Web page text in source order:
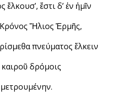
ἔστι δ’ ἐν ἡμῖν
Ἥλιος Ἑρμῆς,
πνεύματος ἕλκειν
δρόμοις